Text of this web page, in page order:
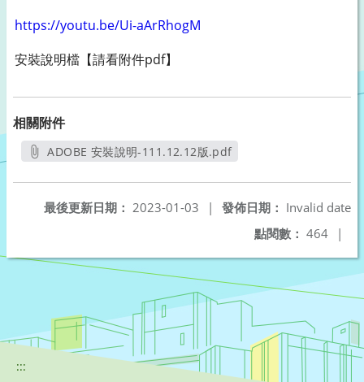
https://youtu.be/Ui-aArRhogM
安裝說明檔【請看附件pdf】
相關附件
ADOBE 安裝說明-111.12.12版.pdf
發佈日期： Invalid date
最後更新日期： 2023-01-03
|
點閱數： 464 |
:::